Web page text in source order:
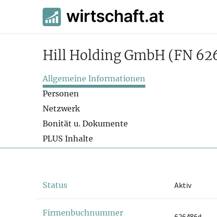
Hill Holding GmbH (FN
Allgemeine Informationen
Personen
Netzwerk
Bonität u. Dokumente
PLUS Inhalte
Status Aktiv
Firmenbuchnummer